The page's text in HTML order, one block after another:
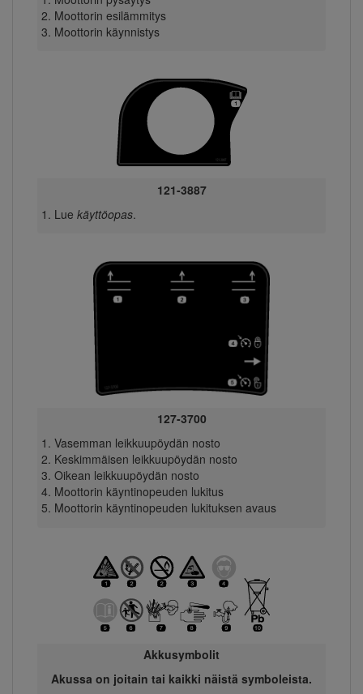
Moottorin esilämmitys
Moottorin käynnistys
121-3887
Lue käyttöopas.
127-3700
Vasemman leikkuupöydän nosto
Keskimmäisen leikkuupöydän nosto
Oikean leikkuupöydän nosto
Moottorin käyntinopeuden lukitus
Moottorin käyntinopeuden lukituksen avaus
Akkusymbolit
Akussa on joitain tai kaikki näistä symboleista.